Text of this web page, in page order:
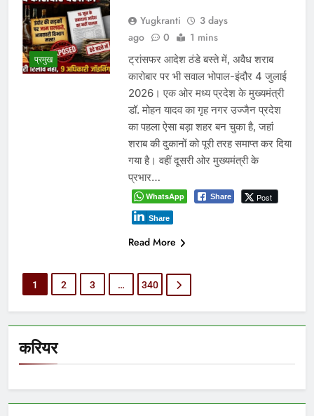
करियर
प्रमुख
Yugkranti
3 days
ago
0 1 mins
ट्रांसफर आदेश ठंडे बस्ते में, अवैध शराब
कारोबार पर भी सवाल भोपाल-इंदौर 4 जुलाई
2026। एक ओर मध्य प्रदेश के मुख्यमंत्री
डॉ. मोहन यादव का गृह नगर उज्जैन प्रदेश
का पहला ऐसा बड़ा शहर बन चुका है, जहां
शराब की दुकानों को पूरी तरह समाप्त कर दिया
गया है। वहीं दूसरी ओर मुख्यमंत्री के
प्रभार…
WhatsApp Share Post
Share
Read More
1 2 3 … 340